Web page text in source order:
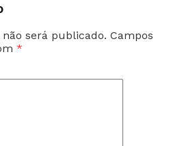
será publicado. Campos
*